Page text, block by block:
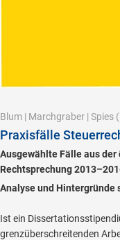
Blum | Marchgraber | Spies
Praxisfälle
Ausgewählte Fälle aus
Rechtsprechung
Analyse und
Ist ein
grenzüberschreitenden